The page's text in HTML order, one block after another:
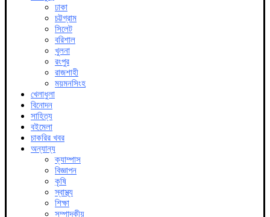
ঢাকা
চট্টগ্রাম
সিলেট
বরিশাল
খুলনা
রংপুর
রাজশাহী
ময়মনসিংহ
খেলাধুলা
বিনোদন
সাহিত্য
বইমেলা
চাকরির খবর
অন্যান্য
ক্যাম্পাস
বিজ্ঞাপন
কৃষি
স্বাস্থ্য
শিক্ষা
সম্পাদকীয়